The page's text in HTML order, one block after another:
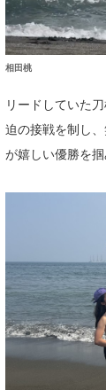
相田桃
リードしていた
迫の接戦を制し
が嬉しい優勝を